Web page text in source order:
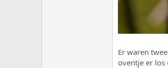
Er waren
oventje er los